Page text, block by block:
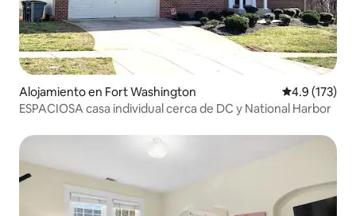
Alojamiento en Fort Washington Calificación
4.9 (173)
ESPACIOSA casa individual cerca de DC y National Harbor